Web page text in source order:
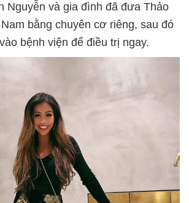
Nguyễn và gia đình đã đưa Thảo
bằng chuyên cơ riêng, sau đó
bệnh viện để điều trị ngay.